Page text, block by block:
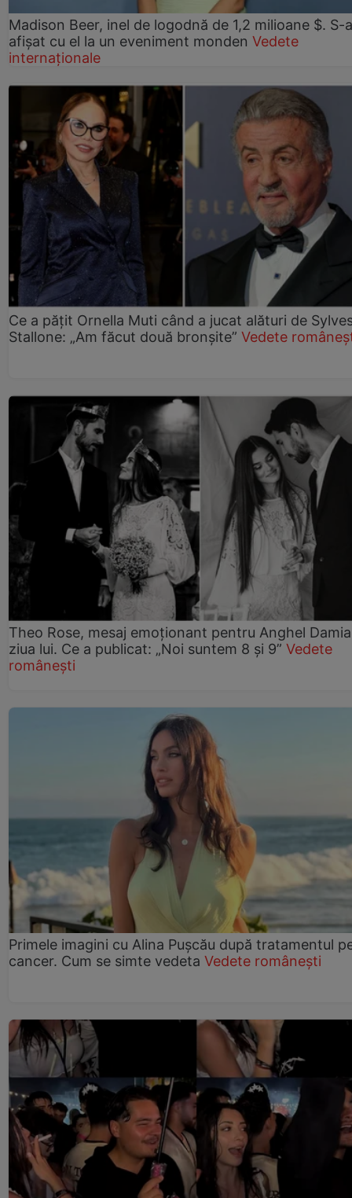
Madison Beer, inel de logodnă de 1,2 milioane $. S-a
afișat cu el la un eveniment monden Vedete
internaționale
Ce a pățit Ornella Muti când a jucat alături de
Stallone: „Am făcut două bronșite” Vedete
Theo Rose, mesaj emoționant pentru Anghel
ziua lui. Ce a publicat: „Noi suntem 8 și 9” Vedete
românești
Primele imagini cu Alina Pușcău după tratamentul
cancer. Cum se simte vedeta Vedete românești